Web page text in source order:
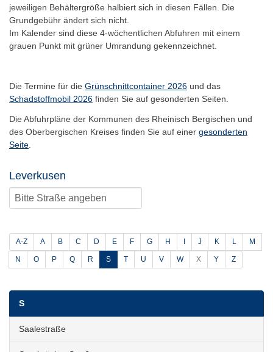
jeweiligen Behältergröße halbiert sich in diesen Fällen. Die
Grundgebühr ändert sich nicht.
Im Kalender sind diese 4-wöchentlichen Abfuhren mit einem
grauen Punkt mit grüner Umrandung gekennzeichnet.
Die Termine für die Grünschnittcontainer 2026 und das
Schadstoffmobil 2026 finden Sie auf gesonderten Seiten.
Die Abfuhrpläne der Kommunen des Rheinisch Bergischen und
des Oberbergischen Kreises finden Sie auf einer gesonderten
Seite
Leverkusen
Nach Straßen suchen
A-Z A B C D E F G H J K L M
N O P Q R S T U V W X Y Z
S
Saalestraße